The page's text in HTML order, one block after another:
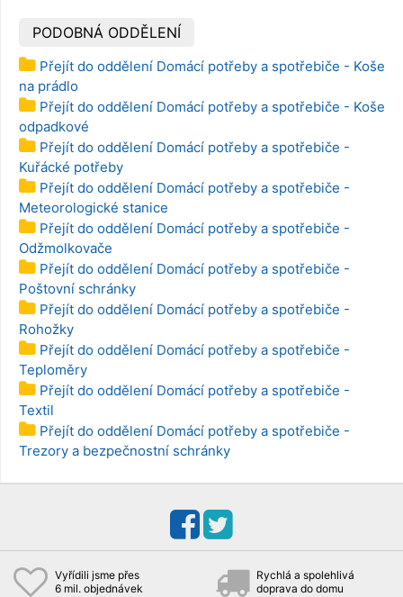
PODOBNÁ ODDĚLENÍ
Přejít do oddělení Domácí potřeby a spotřebiče - Koše
na prádlo
Přejít do oddělení Domácí potřeby a spotřebiče - Koše
odpadkové
Přejít do oddělení Domácí potřeby a spotřebiče -
Kuřácké potřeby
Přejít do oddělení Domácí potřeby a spotřebiče -
Meteorologické stanice
Přejít do oddělení Domácí potřeby a spotřebiče -
Odžmolkovače
Přejít do oddělení Domácí potřeby a spotřebiče -
Poštovní schránky
Přejít do oddělení Domácí potřeby a spotřebiče -
Rohožky
Přejít do oddělení Domácí potřeby a spotřebiče -
Teploměry
Přejít do oddělení Domácí potřeby a spotřebiče -
Textil
Přejít do oddělení Domácí potřeby a spotřebiče -
Trezory a bezpečnostní schránky
Vyřídili jsme přes
6 mil. objednávek
Rychlá a spolehlivá
doprava do domu